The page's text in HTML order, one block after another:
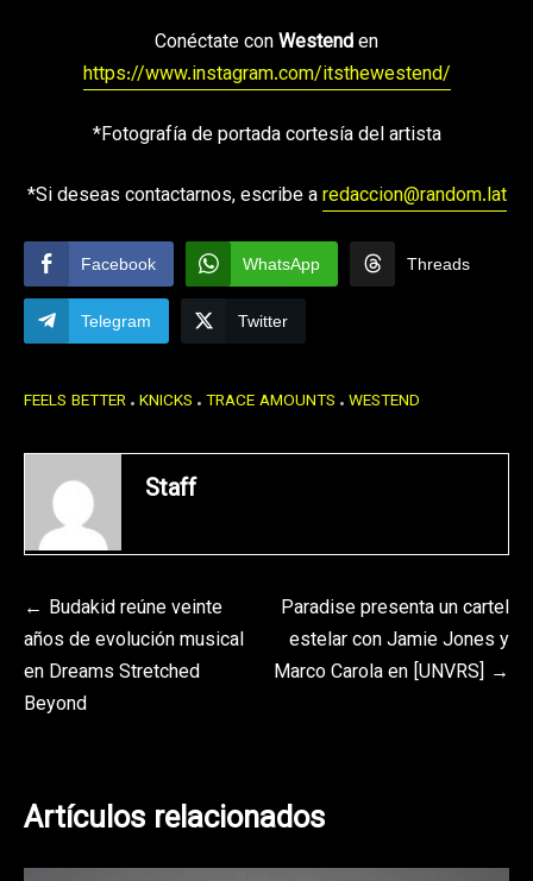
Conéctate conWestenden
https://www.instagram.com/itsthewestend/
*Fotografía de portada cortesía del artista
*Si deseas contactarnos, escribe aredaccion@random.lat
Facebook WhatsApp Threads
Telegram Twitter
FEELS BETTER KNICKS TRACE AMOUNTS WESTEND
Staff
Navegación
de
entradas
Budakid reúne veinte
años de evolución musical
en Dreams Stretched
Beyond
Paradise presenta un cartel
estelar con Jamie Jones y
Marco Carola en [UNVRS]
Artículos relacionados